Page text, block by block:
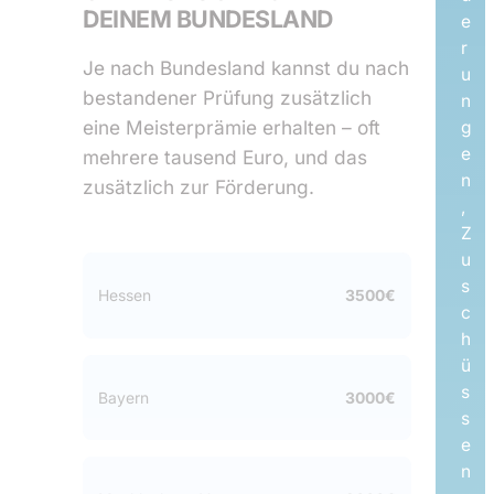
DEINEM BUNDESLAND
Je nach Bundesland kannst du nach
bestandener Prüfung zusätzlich
eine Meisterprämie erhalten – oft
mehrere tausend Euro, und das
zusätzlich zur Förderung.
Hessen 3500€
Bayern 3000€
e
r
u
n
g
e
n
,
Z
u
s
c
h
ü
s
s
e
n